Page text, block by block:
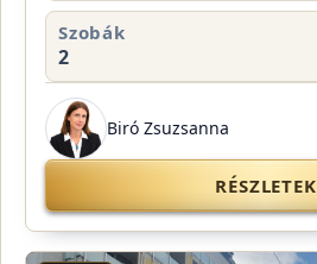
Szobák
2
Biró Zsuzsanna
RÉSZLETEK